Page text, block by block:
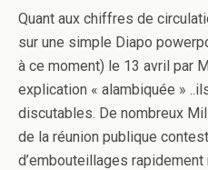
Quant aux chiffres de
sur une simple Diapo
à ce moment) le 13 avril par
explication « alambiquée »
discutables. De nombreux
de la réunion publique
d’embouteillages